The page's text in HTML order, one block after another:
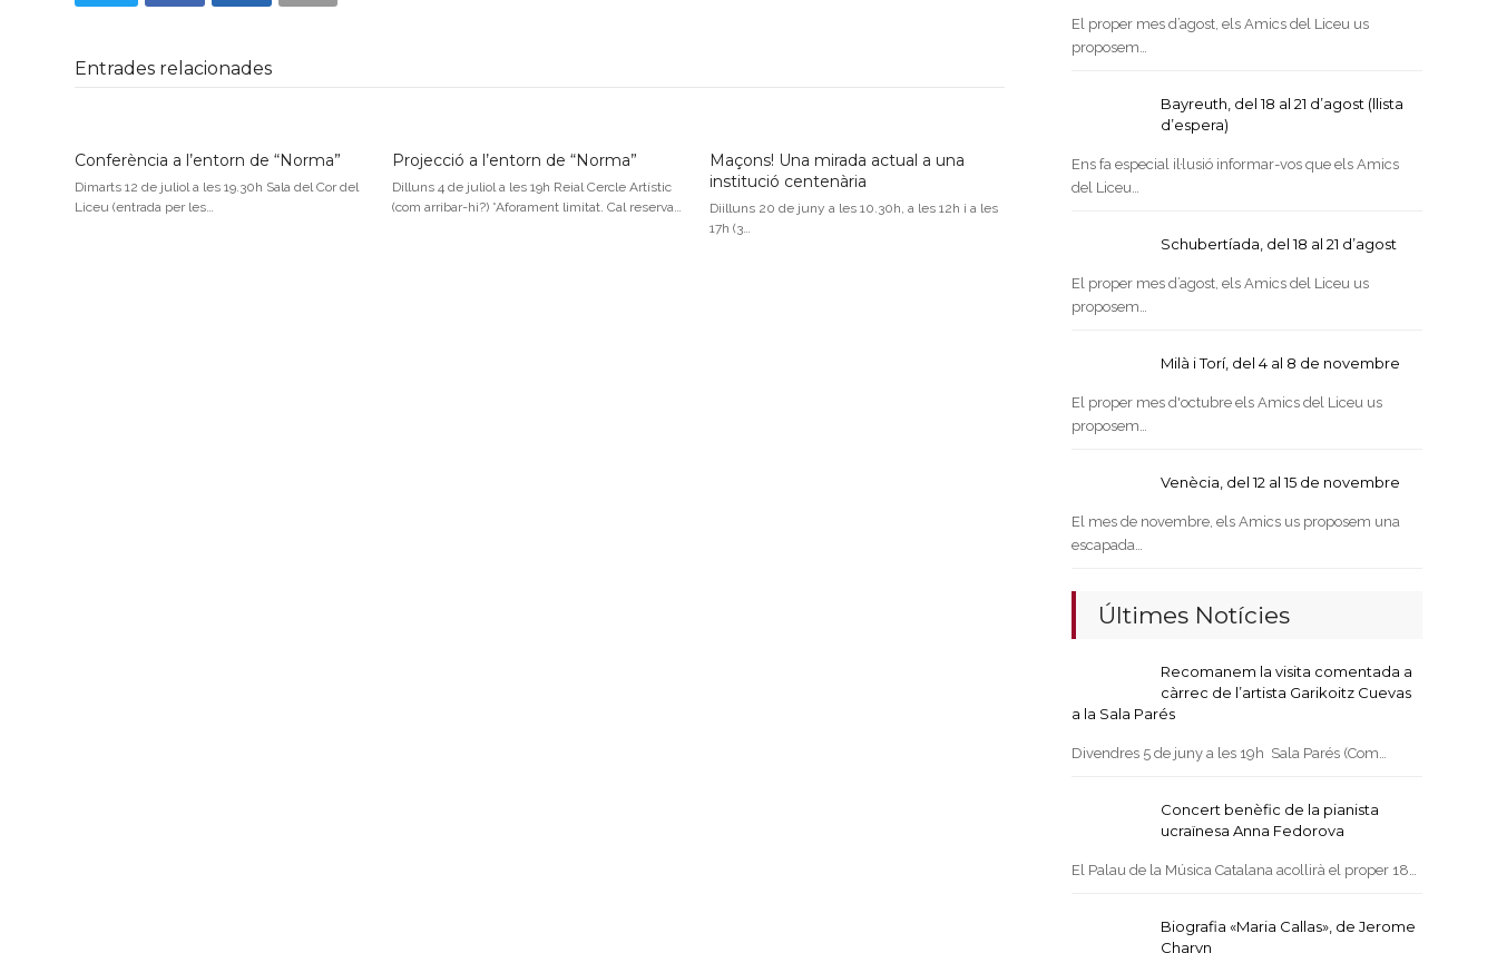
Entrades relacionades
Conferència a l’entorn de “Norma”
Dimarts 12 de juliol a les 19.30h Sala del Cor del
Liceu (entrada per les…
Projecció a l’entorn de “Norma”
Dilluns 4 de juliol a les 19h Reial Cercle Artístic
(com arribar-hi?) *Aforament limitat. Cal reserva…
Maçons! Una mirada actual a una
institució centenària
Diilluns 20 de juny a les 10.30h, a les 12h i a les
17h (3…
El proper mes d’agost, els Amics del Liceu us
proposem…
Bayreuth, del 18 al 21 d’agost (llista
d’espera)
Ens fa especial il·lusió informar-vos que els Amics
del Liceu…
Schubertíada, del 18 al 21 d’agost
El proper mes d’agost, els Amics del Liceu us
proposem…
Milà i Torí, del 4 al 8 de novembre
El proper mes d'octubre els Amics del Liceu us
proposem…
Venècia, del 12 al 15 de novembre
El mes de novembre, els Amics us proposem una
escapada…
Últimes Notícies
Recomanem la visita comentada a
càrrec de l’artista Garikoitz Cuevas
a la Sala Parés
Divendres 5 de juny a les 19h Sala Parés (Com…
Concert benèfic de la pianista
ucraïnesa Anna Fedorova
El Palau de la Música Catalana acollirà el proper 18…
Biografia «Maria Callas», de Jerome
Charyn